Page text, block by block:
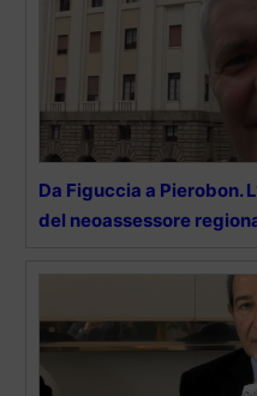
Da Figuccia a Pierobon.
del neoassessore